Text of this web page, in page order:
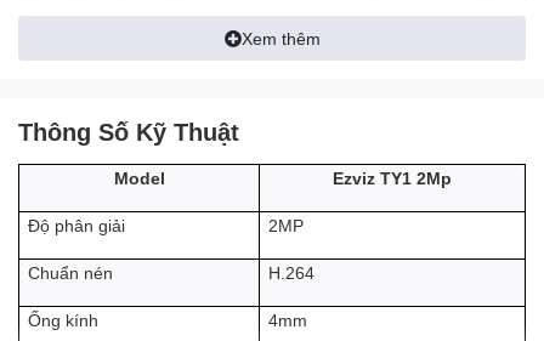
Xem thêm
Thông Số Kỹ Thuật
Model Ezviz TY1 2Mp
Độ phân giải 2MP
Chuẩn nén H.264
Ống kính 4mm